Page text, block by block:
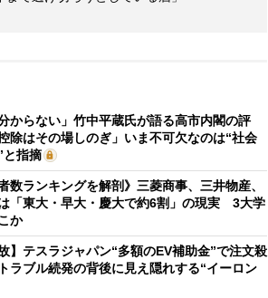
からない」竹中平蔵氏が語る高市内閣の評
はその場しのぎ」いま不可欠なのは“社会
と指摘
数ランキングを解剖》三菱商事、三井物産、
「東大・早大・慶大で約6割」の現実 3大学
か
】テスラジャパン“多額のEV補助金”で注文殺
ブル続発の背後に見え隠れする“イーロン